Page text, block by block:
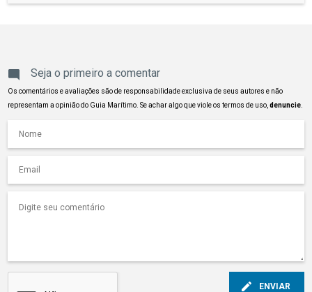
Seja o primeiro a comentar
Os comentários e avaliações são de responsabilidade exclusiva de seus autores e não
representam a opinião do Guia Marítimo. Se achar algo que viole os termos de uso, denuncie
ENVIAR